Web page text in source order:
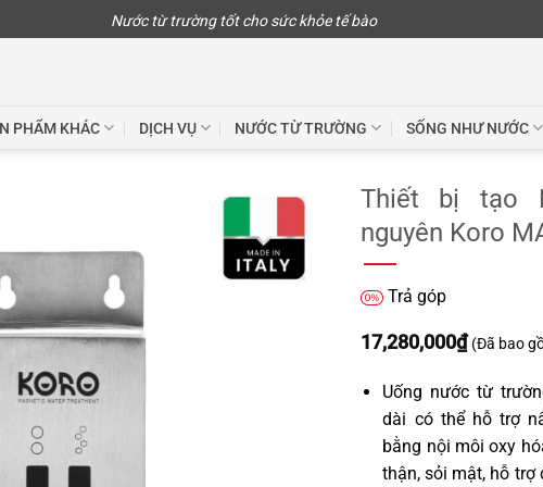
Nước từ trường tốt cho sức khỏe tế bào
PHẨM KHÁC DỊCH VỤ NƯỚC TỪ TRƯỜNG SỐNG NHƯ NƯỚC
Thiết bị tạo
nguyên Koro
Trả góp
17,280,000₫ (Đã bao
Uống nước từ
dài có thể hỗ trợ
bằng nội môi oxy
thận, sỏi mật, hỗ trợ